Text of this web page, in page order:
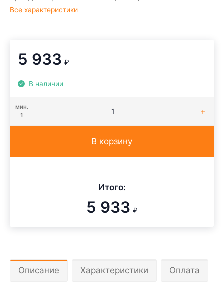
Все характеристики
5 933 ₽
В наличии
мин.
1
В корзину
Итого:
5 933 ₽
Описание Характеристики Оплата